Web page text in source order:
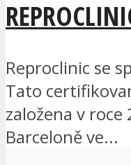
Reproclinic se
Tato
založena v roce
Barceloně ve...